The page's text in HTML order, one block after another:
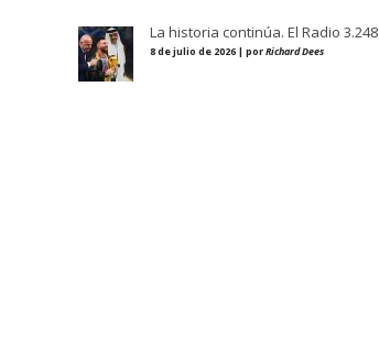
La historia continúa. El Radio 3.248
8 de julio de 2026 | porRichard Dees